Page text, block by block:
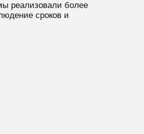
реализовали более
сроков и